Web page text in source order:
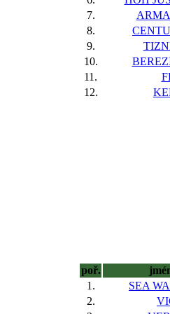
7.
8.
9.
10.
11.
12.
poř.
1.
SEA
2.